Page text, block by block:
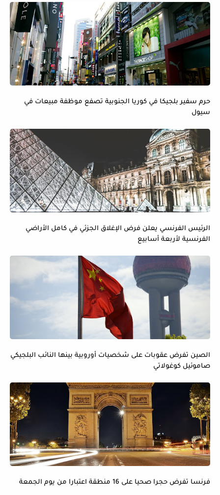
حرم سفير بلجيكا في كوريا الجنوبية تصفع موظفة مبيعات في
سيول
الرئيس الفرنسي يعلن فرض الإغلاق الجزئي في كامل الأراضي
الفرنسية لأربعة أسابيع
الصين تفرض عقوبات على شخصيات أوروبية بينها النائب البلجيكي
صاموئيل كوغولاتي
فرنسا تفرض حجرا صحيا على 16 منطقة اعتبارا من يوم الجمعة